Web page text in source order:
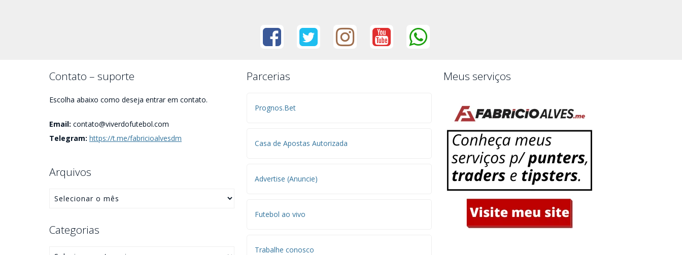
Contato – suporte
Escolha abaixo como deseja entrar em contato.
Email: contato@viverdofutebol.com
Telegram: https://t.me/fabricioalvesdm
Arquivos
Categorias
Parcerias
Prognos.Bet
Casa de Apostas Autorizada
Advertise (Anuncie)
Futebol ao vivo
Trabalhe conosco
Meus serviços